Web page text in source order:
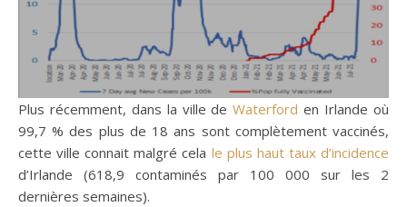
Plus récemment, dans la ville deWaterford en Irlande où
99,7 % des plus de 18 ans sont complètement vaccinés,
cette ville connait malgré cela le plus haut taux d’incidence
d’Irlande (618,9 contaminés par 100 000 sur les 2
dernières semaines).